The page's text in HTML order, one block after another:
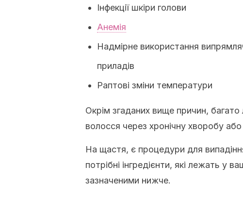
Інфекції шкіри голови
Анемія
Надмірне використання
приладів
Раптові зміни температури
Окрім згаданих вище причин,
волосся через хронічну хворобу або
На щастя, є процедури для
потрібні інгредієнти, які лежать у
зазначеними нижче.